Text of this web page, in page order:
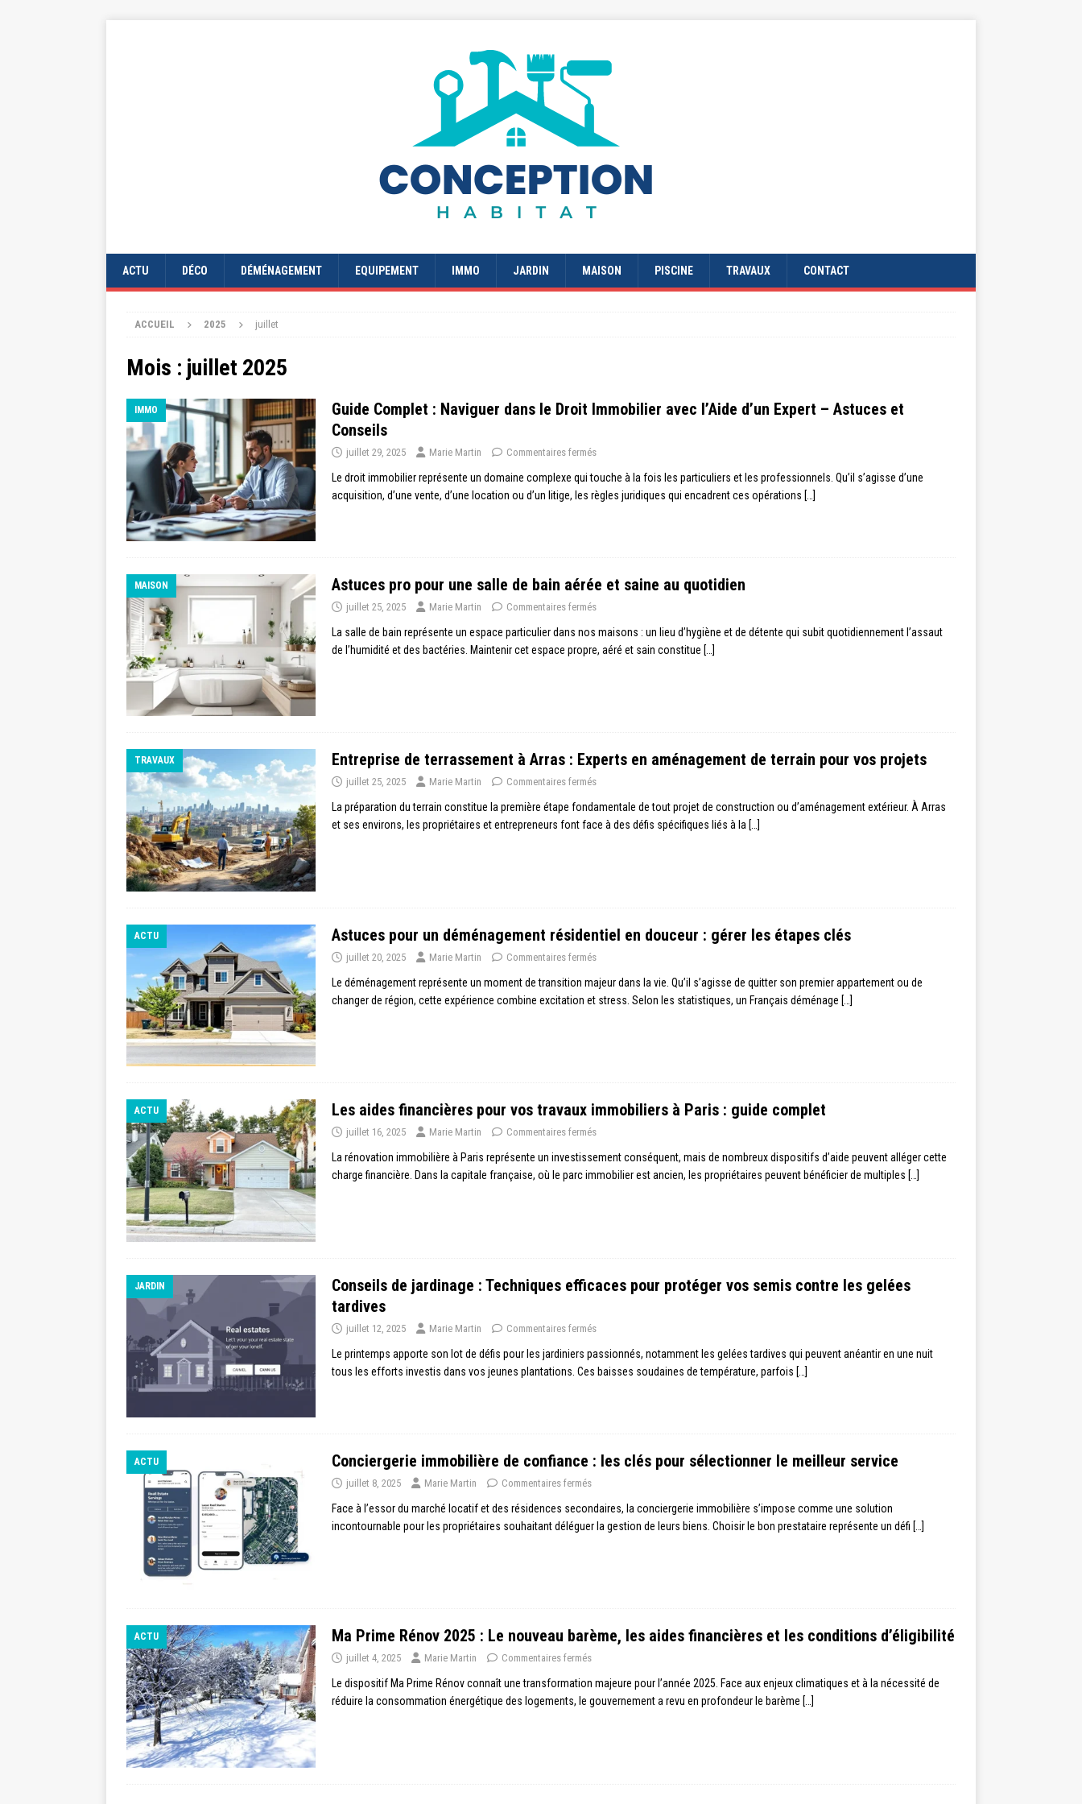
ACTU DÉCO DÉMÉNAGEMENT EQUIPEMENT IMMO JARDIN MAISON PISCINE TRAVAUX CONTACT
ACCUEIL 2025 juillet
Mois : juillet 2025
IMMO
Guide Complet : Naviguer dans le Droit Immobilier avec l’Aide d’un Expert – Astuces et
Conseils
juillet 29, 2025 Marie Martin Commentaires fermés
Le droit immobilier représente un domaine complexe qui touche à la fois les particuliers et les professionnels. Qu’il s’agisse d’une
acquisition, d’une vente, d’une location ou d’un litige, les règles juridiques qui encadrent ces opérations […]
MAISON Astuces pro pour une salle de bain aérée et saine au quotidien
juillet 25, 2025 Marie Martin Commentaires fermés
La salle de bain représente un espace particulier dans nos maisons : un lieu d’hygiène et de détente qui subit quotidiennement l’assaut
de l’humidité et des bactéries. Maintenir cet espace propre, aéré et sain constitue […]
TRAVAUX Entreprise de terrassement à Arras : Experts en aménagement de terrain pour vos projets
juillet 25, 2025 Marie Martin Commentaires fermés
La préparation du terrain constitue la première étape fondamentale de tout projet de construction ou d’aménagement extérieur. À Arras
et ses environs, les propriétaires et entrepreneurs font face à des défis spécifiques liés à la […]
ACTU Astuces pour un déménagement résidentiel en douceur : gérer les étapes clés
juillet 20, 2025 Marie Martin Commentaires fermés
Le déménagement représente un moment de transition majeur dans la vie. Qu’il s’agisse de quitter son premier appartement ou de
changer de région, cette expérience combine excitation et stress. Selon les statistiques, un Français déménage […]
ACTU Les aides financières pour vos travaux immobiliers à Paris : guide complet
juillet 16, 2025 Marie Martin Commentaires fermés
La rénovation immobilière à Paris représente un investissement conséquent, mais de nombreux dispositifs d’aide peuvent alléger cette
charge financière. Dans la capitale française, où le parc immobilier est ancien, les propriétaires peuvent bénéficier de multiples […]
JARDIN
Conseils de jardinage : Techniques efficaces pour protéger vos semis contre les gelées
tardives
juillet 12, 2025 Marie Martin Commentaires fermés
Le printemps apporte son lot de défis pour les jardiniers passionnés, notamment les gelées tardives qui peuvent anéantir en une nuit
tous les efforts investis dans vos jeunes plantations. Ces baisses soudaines de température, parfois […]
ACTU Conciergerie immobilière de confiance : les clés pour sélectionner le meilleur service
juillet 8, 2025 Marie Martin Commentaires fermés
Face à l’essor du marché locatif et des résidences secondaires, la conciergerie immobilière s’impose comme une solution
incontournable pour les propriétaires souhaitant déléguer la gestion de leurs biens. Choisir le bon prestataire représente un défi […]
ACTU Ma Prime Rénov 2025 : Le nouveau barème, les aides financières et les conditions d’éligibilité
juillet 4, 2025 Marie Martin Commentaires fermés
Le dispositif Ma Prime Rénov connaît une transformation majeure pour l’année 2025. Face aux enjeux climatiques et à la nécessité de
réduire la consommation énergétique des logements, le gouvernement a revu en profondeur le barème […]